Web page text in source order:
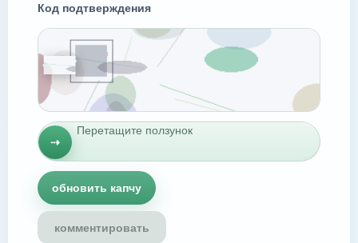
Код подтверждения
⇢
Перетащите ползунок
обновить капчу